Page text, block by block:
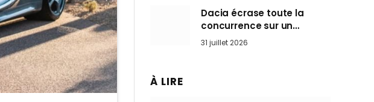
Dacia écrase toute la
concurrence sur un
marché où personne ne
l’attendait
31 juillet 2026
À LIRE